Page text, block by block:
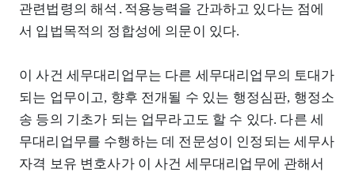
관련법령의 해석․적용능력을 간과하고 있다는 점에
서 입법목적의 정합성에 의문이 있다.
이 사건 세무대리업무는 다른 세무대리업무의 토대가
되는 업무이고, 향후 전개될 수 있는 행정심판, 행정소
송 등의 기초가 되는 업무라고도 할 수 있다. 다른 세
무대리업무를 수행하는 데 전문성이 인정되는 세무사
자격 보유 변호사가 이 사건 세무대리업무에 관해서